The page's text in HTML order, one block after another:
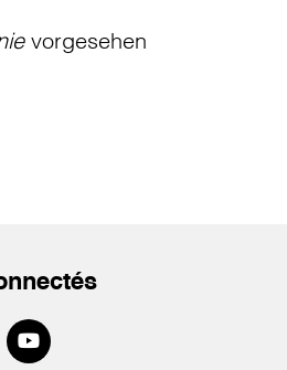
vorgesehen